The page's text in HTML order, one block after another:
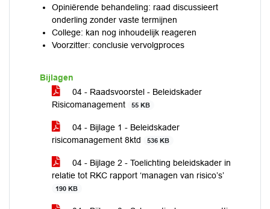
Opiniërende behandeling: raad discussieert
onderling zonder vaste termijnen
College: kan nog inhoudelijk reageren
Voorzitter: conclusie vervolgproces
Bijlagen
04 - Raadsvoorstel - Beleidskader
Risicomanagement
55 KB
04 - Bijlage 1 - Beleidskader
risicomanagement 8ktd
536 KB
04 - Bijlage 2 - Toelichting beleidskader in
relatie tot RKC rapport ‘managen van risico’s’
190 KB